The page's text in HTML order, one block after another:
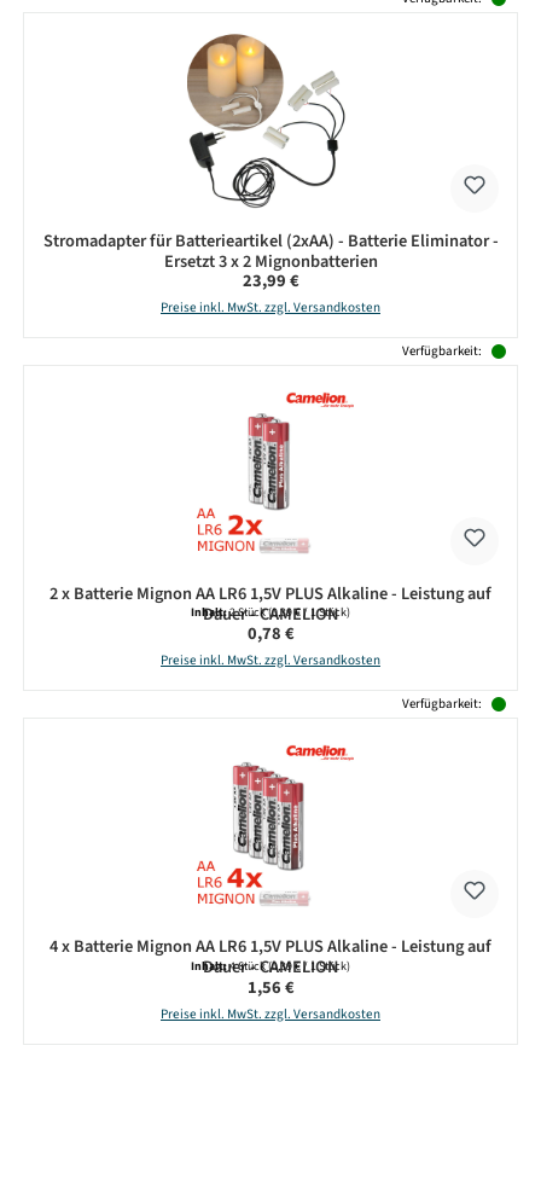
Stromadapter für Batterieartikel (2xAA) - Batterie Eliminator -
Ersetzt 3 x 2 Mignonbatterien
Regulärer Preis:
23,99 €
Preise inkl. MwSt. zzgl. Versandkosten
Verfügbarkeit:
2 x Batterie Mignon AA LR6 1,5V PLUS Alkaline - Leistung auf
Dauer - CAMELION
Inhalt:2 Stück(0,39 € / 1 Stück)
Regulärer Preis:
0,78 €
Preise inkl. MwSt. zzgl. Versandkosten
Verfügbarkeit:
4 x Batterie Mignon AA LR6 1,5V PLUS Alkaline - Leistung auf
Dauer - CAMELION
Inhalt:4 Stück(0,39 € / 1 Stück)
Regulärer Preis:
1,56 €
Preise inkl. MwSt. zzgl. Versandkosten